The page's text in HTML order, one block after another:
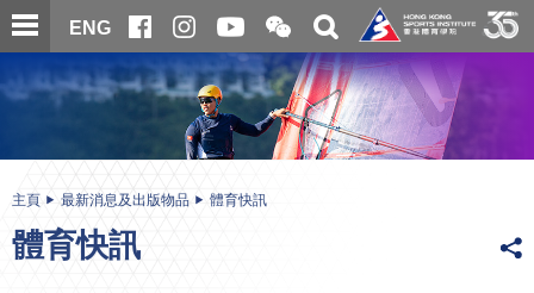
跳
至
內
ENG
開
合
微
信
二
維
碼
關
搜
尋
内
主頁 最新消息及出版物品 體育快訊
體育快訊